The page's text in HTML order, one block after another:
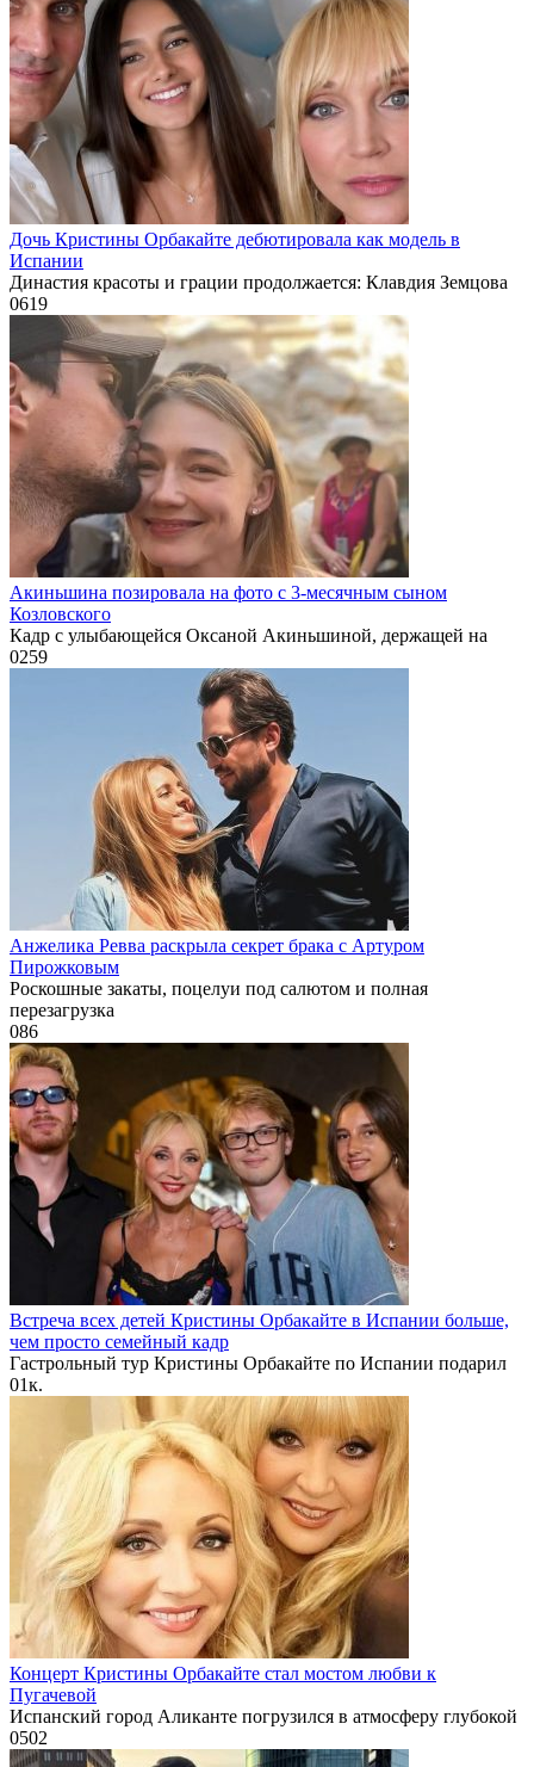
Дочь Кристины Орбакайте дебютировала как модель в
Испании
Династия красоты и грации продолжается: Клавдия Земцова
0619
Акиньшина позировала на фото с 3-месячным сыном
Козловского
Кадр с улыбающейся Оксаной Акиньшиной, держащей на
0259
Анжелика Ревва раскрыла секрет брака с Артуром
Пирожковым
Роскошные закаты, поцелуи под салютом и полная
перезагрузка
086
Встреча всех детей Кристины Орбакайте в Испании больше,
чем просто семейный кадр
Гастрольный тур Кристины Орбакайте по Испании подарил
01к.
Концерт Кристины Орбакайте стал мостом любви к
Пугачевой
Испанский город Аликанте погрузился в атмосферу глубокой
0502